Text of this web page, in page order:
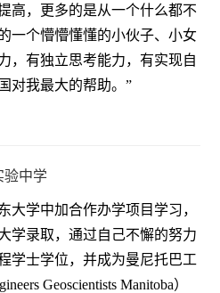
高，更多的是从一个什么都不
一个懵懵懂懂的小伙子、小女
，有独立思考能力，有实现自
对我最大的帮助。”
验中学
大学中加合作办学项目学习，
学录取，通过自己不懈的努力
学士学位，并成为曼尼托巴工
Geoscientists Manitoba）